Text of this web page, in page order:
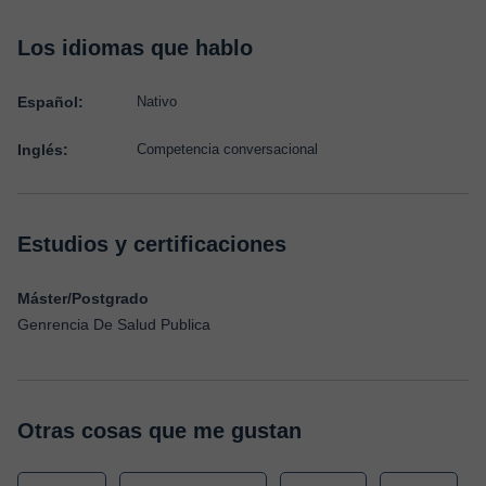
Los idiomas que hablo
Español: Nativo
Inglés: Competencia conversacional
Estudios y certificaciones
Máster/Postgrado
Genrencia De Salud Publica
Otras cosas que me gustan